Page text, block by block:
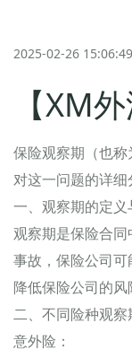
2025-02-26 15:06:49
【XM
保险观察期（也
对这一问题的详细
一、观察期的定义
观察期是保险合
事故，保险公司
降低保险公司的风
二、不同险种观
意外险：